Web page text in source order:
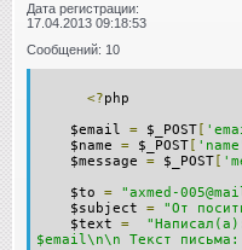
Дата регистрации:
17.04.2013 09:18:53
Сообщений: 10
​<?php
$email = $_POST
$name = $_POST
$message = $_POST
$to = "axmed-
$subject = "От
$text =
$email\n\n Текст письма: